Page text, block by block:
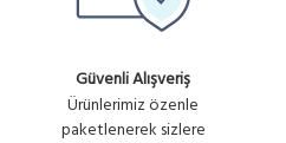
FBR-SM-SC-SC-15M
PATCH KABLO - 15 METRE
Güvenli Alışveriş
Ürünlerimiz özenle
paketlenerek sizlere